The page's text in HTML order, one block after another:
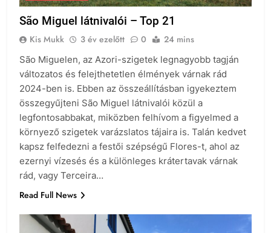
São Miguel látnivalói – Top 21
Kis Mukk 3 év ezelőtt 0 24 mins
São Miguelen, az Azori-szigetek legnagyobb tagján
változatos és felejthetetlen élmények várnak rád
2024-ben is. Ebben az összeállításban igyekeztem
összegyűjteni São Miguel látnivalói közül a
legfontosabbakat, miközben felhívom a figyelmed a
környező szigetek varázslatos tájaira is. Talán kedvet
kapsz felfedezni a festői szépségű Flores-t, ahol az
ezernyi vízesés és a különleges krátertavak várnak
rád, vagy Terceira…
Read Full News